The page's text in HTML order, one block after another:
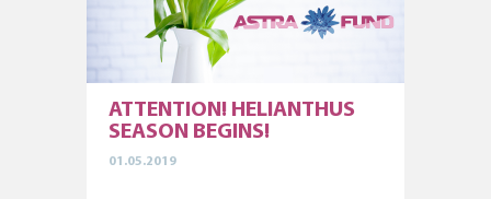
ATTENTION! HELIANTHUS
SEASON BEGINS!
01.05.2019